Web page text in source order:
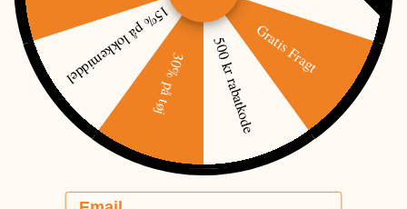
Pandelampen der også fungerer som håndholdt lygte. COAST
XPH34R er et RECHARGEABLE DUAL POWER produkt, der gør det nemt
for brugeren og opnår besparelse på COAST’s ZITHION-X™
genopladelige strømkilde, men kan også fungere ved hjælp af
engangs CR 123 litium batterier samt 3 X AAA alkaline batterier
(begge sælges separat) så du aldrig er uden lys.
Denne vejrbestandige og støvafvisende COAST XPH34R
pandelampe kan ikke blot roteres i sit beslag for dynamisk
retningsbestemt lys, men kan også afmonteres fra pandestroppen
og monteringsbeslaget og bruges som lommelygte med en
Gratis Fragt
500 kr rabatkode
30% på tøj
15% på lokkemiddel
Email